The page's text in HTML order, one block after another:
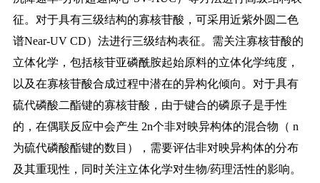
征。对于具有三级结构的寡核苷酸，可采用近紫外圆二色
谱Near-UV CD）法进行三级结构表征。需关注寡核苷酸的
立体化学，包括核苷亚磷酰胺起始原料的立体化学纯度，
以及在寡核苷酸合成过程中潜在的异构化倾向。对于具有
硫代磷酸二酯键的寡核苷酸，由于键合的磷原子是手性
的，在偶联反应中会产生 2n个非对映异构体的混合物（ n
为硫代磷酸酯键的数目），需要评估非对映异构体的分布
及其重现性，同时关注立体化学对生物/药理活性的影响。